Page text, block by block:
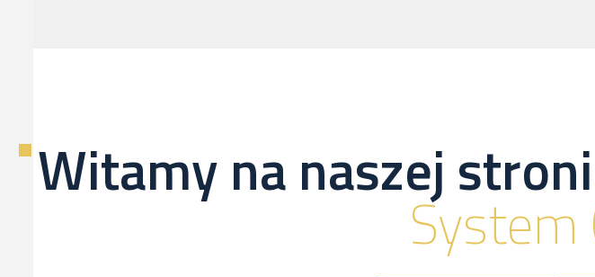
Witamy na naszej
System